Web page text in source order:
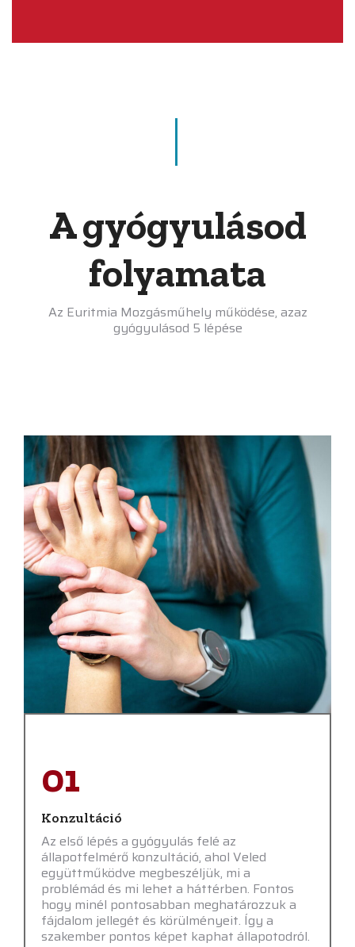
A gyógyulásod
folyamata
Az Euritmia Mozgásműhely működése, azaz
gyógyulásod 5 lépése
01
Konzultáció
Az első lépés a gyógyulás felé az
állapotfelmérő konzultáció, ahol Veled
együttműködve megbeszéljük, mi a
problémád és mi lehet a háttérben. Fontos
hogy minél pontosabban meghatározzuk a
fájdalom jellegét és körülményeit. Így a
szakember pontos képet kaphat állapotodról.